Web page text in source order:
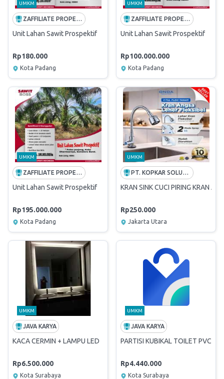
UMKM
ZAFFILIATE PROPERTI INDONESIA
Unit Lahan Sawit Prospektif
Rp180.000
Kota Padang
UMKM
ZAFFILIATE PROPERTI INDONESIA
Unit Lahan Sawit Prospektif
Rp100.000.000
Kota Padang
UMKM
ZAFFILIATE PROPERTI INDONESIA
Unit Lahan Sawit Prospektif
Rp195.000.000
Kota Padang
UMKM
PT. KOPKAR SOLUSI BERSAMA
KRAN SINK CUCI PIRING KRAN
Rp250.000
Jakarta Utara
UMKM
JAVA KARYA
KACA CERMIN + LAMPU LED
Rp6.500.000
Kota Surabaya
UMKM
JAVA KARYA
PARTISI KUBIKAL TOILET PVC
Rp4.440.000
Kota Surabaya